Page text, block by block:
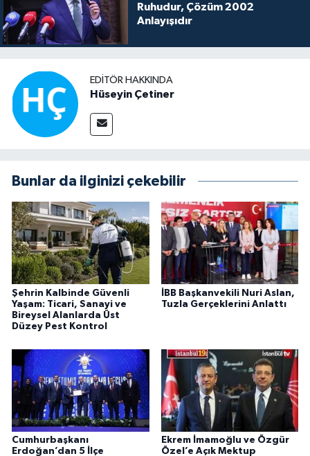
Ruhudur, Çözüm 2002
Anlayışıdır
EDITÖR HAKKINDA
Hüseyin Çetiner
Bunlar da ilginizi çekebilir
Şehrin Kalbinde Güvenli
Yaşam: Ticari, Sanayi ve
Bireysel Alanlarda Üst
Düzey Pest Kontrol
İBB Başkanvekili Nuri Aslan,
Tuzla Gerçeklerini Anlattı
Cumhurbaşkanı
Erdoğan’dan 5 İlçe
Ekrem İmamoğlu ve Özgür
Özel’e Açık Mektup